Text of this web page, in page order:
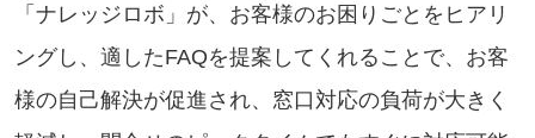
「ナレッジロボ」が、お客様のお困りごとをヒアリ
ングし、適したFAQを提案してくれることで、お客
様の自己解決が促進され、窓口対応の負荷が大きく